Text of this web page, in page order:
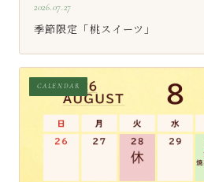
2026.07.27
季節限定「桃スイーツ」
CALENDAR